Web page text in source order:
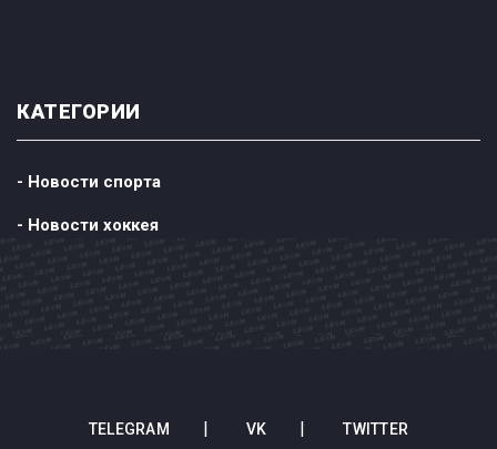
КАТЕГОРИИ
- Новости спорта
- Новости хоккея
TELEGRAM VK TWITTER